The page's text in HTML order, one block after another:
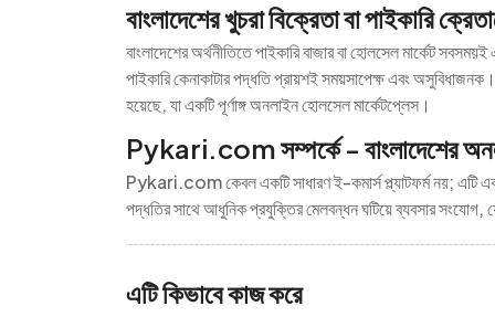
বাংলাদেশের খুচরা বিক্রেতা বা পাইকারি
বাংলাদেশের অর্থনীতিতে পাইকারি বাজার বা হোলসেল মার্কেট
পাইকারি কেনাকাটার পদ্ধতি প্রায়শই সময়সাপেক্ষ এবং
হয়েছে, যা একটি পূর্ণাঙ্গ অনলাইন হোলসেল মার্কেটপ্লেস।
Pykari.com সম্পর্কে - বাংলাদেশের
Pykari.com কেবল একটি সাধারণ ই-কমার্স প্ল্যাটফর্ম নয়; এটি
পদ্ধতির সাথে আধুনিক প্রযুক্তির মেলবন্ধন ঘটিয়ে ব্যবসার
এটি কিভাবে কাজ করে